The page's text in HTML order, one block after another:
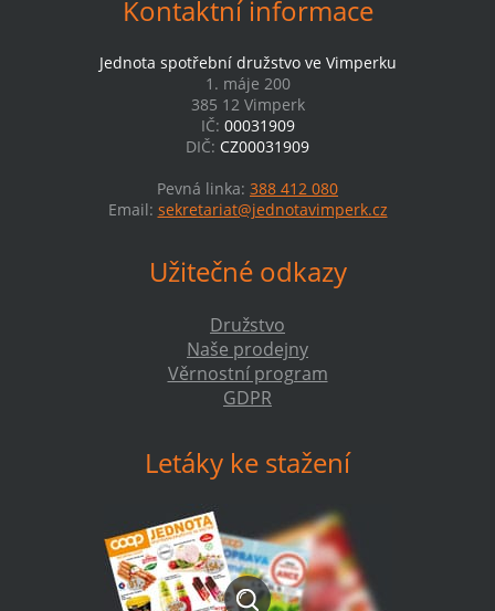
Kontaktní informace
Jednota spotřební družstvo ve Vimperku
1. máje 200
385 12 Vimperk
IČ: 00031909
DIČ: CZ00031909
Pevná linka: 388 412 080
Email: sekretariat@jednotavimperk.cz
Užitečné odkazy
Družstvo
Naše prodejny
Věrnostní program
GDPR
Letáky ke stažení